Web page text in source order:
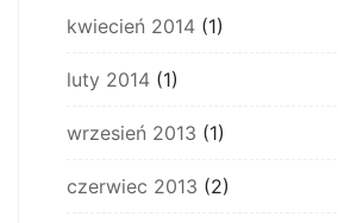
kwiecień 2014 (1)
luty 2014 (1)
wrzesień 2013 (1)
czerwiec 2013 (2)